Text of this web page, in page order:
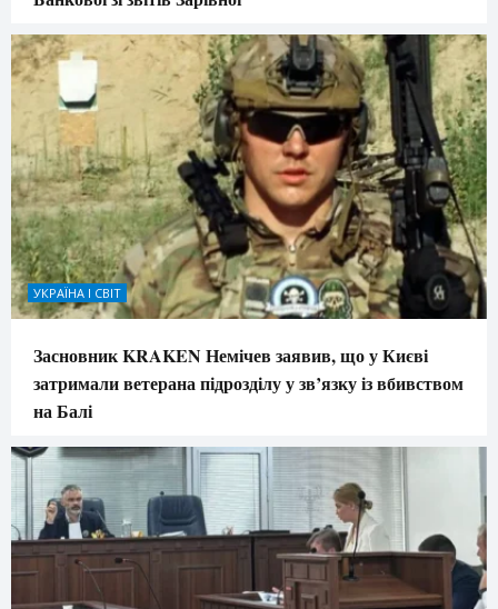
УКРАЇНА І СВІТ
Засновник KRAKEN Немічев заявив, що у Києві
затримали ветерана підрозділу у зв’язку із вбивством
на Балі